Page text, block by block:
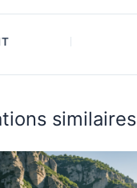
similaires